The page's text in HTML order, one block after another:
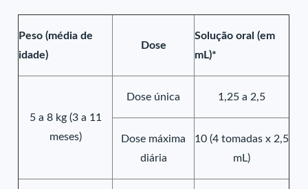
Peso (média de
idade)
Dose
Solução oral (em
mL)*
5 a 8 kg (3 a 11
meses)
Dose única 1,25 a 2,5
Dose máxima
diária
10 (4 tomadas x 2,5
mL)